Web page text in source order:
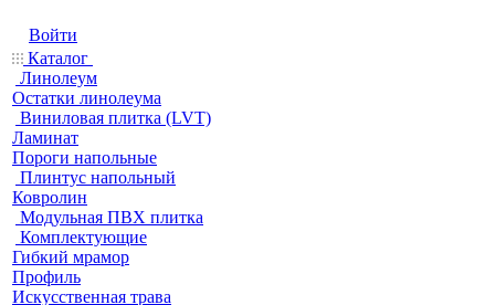
Войти
Каталог
Линолеум
Остатки линолеума
Виниловая плитка (LVT)
Ламинат
Пороги напольные
Плинтус напольный
Ковролин
Модульная ПВХ плитка
Комплектующие
Гибкий мрамор
Профиль
Искусственная трава